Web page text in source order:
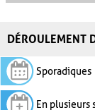
DÉROULEMENT
Sporadiques
En plusieurs